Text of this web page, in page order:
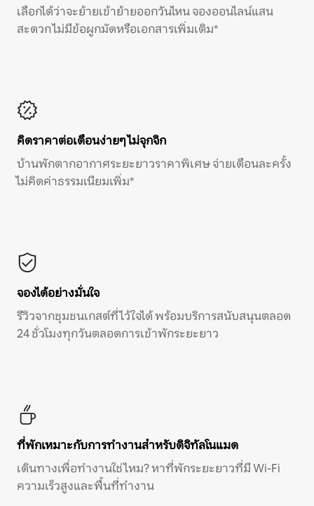
เลือกได้ว่าจะย้ายเข้าย้ายออกวันไหน จองออนไลน์แสน
สะดวก ไม่มีข้อผูกมัดหรือเอกสารเพิ่มเติม*
คิดราคาต่อเดือนง่ายๆ ไม่จุกจิก
บ้านพักตากอากาศระยะยาวราคาพิเศษ จ่ายเดือนละครั้ง
ไม่คิดค่าธรรมเนียมเพิ่ม*
จองได้อย่างมั่นใจ
รีวิวจากชุมชนเกสต์ที่ไว้ใจได้ พร้อมบริการสนับสนุนตลอด
24 ชั่วโมงทุกวันตลอดการเข้าพักระยะยาว
ที่พักเหมาะกับการทำงานสำหรับดิจิทัลโนแมด
เดินทางเพื่อทำงานใช่ไหม? หาที่พักระยะยาวที่มี Wi-Fi
ความเร็วสูงและพื้นที่ทำงาน